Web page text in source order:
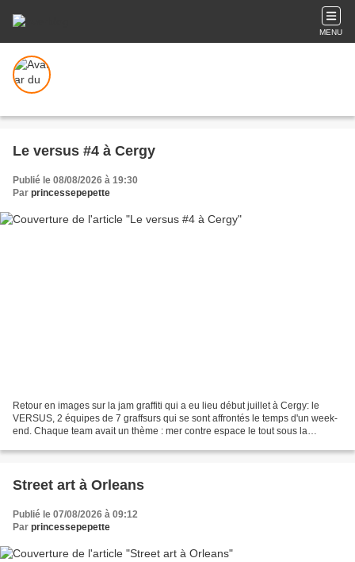
MENU
Le versus #4 à Cergy
Publié le 08/08/2026 à 19:30
Par princessepepette
Retour en images sur la jam graffiti qui a eu lieu début juillet à Cergy: le
VERSUS, 2 équipes de 7 graffsurs qui se sont affrontés le temps d'un week-
end. Chaque team avait un thème : mer contre espace le tout sous la
Street art à Orleans
Publié le 07/08/2026 à 09:12
Par princessepepette